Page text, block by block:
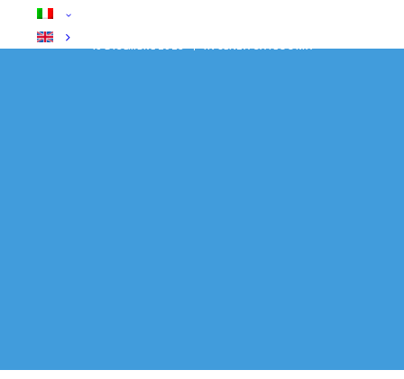
10 DICEMBRE 2025 | INSENZA CATEGORIA